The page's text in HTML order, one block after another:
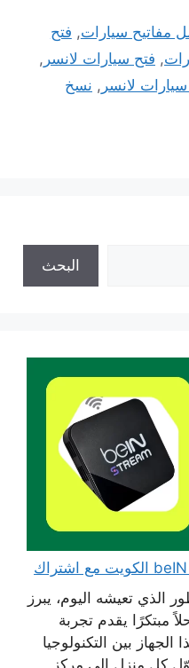
مفاتيح سيارات, فتح
, فتح سيارات لانسر ,
سيارات لانسر , نسخ
البحث
الذي تعيشه اليوم، يبرز
مبتكرًا يقدم تجربة
بين التكنولوجيا
كل منزل إلى مركز